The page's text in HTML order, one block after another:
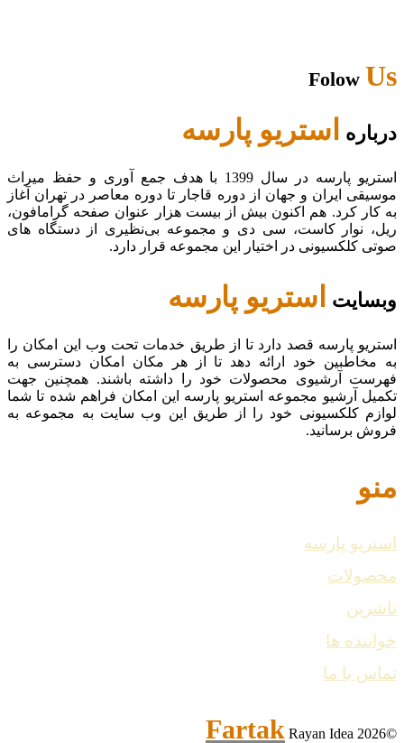
FolowUs
درباره استریو پارسه
استریو پارسه در سال 1399 با هدف جمع آوری و حفظ میراث
موسیقی ایران و جهان از دوره قاجار تا دوره معاصر در تهران آغاز
به کار کرد. هم اکنون بیش از بیست هزار عنوان صفحه گرامافون،
ریل، نوار کاست، سی دی و مجموعه بی‌نظیری از دستگاه های
صوتی کلکسیونی در اختیار این مجموعه قرار دارد.
وبسایت استریو پارسه
استریو پارسه قصد دارد تا از طریق خدمات تحت وب این امکان را
به مخاطبین خود ارائه دهد تا از هر مکان امکان دسترسی به
فهرست آرشیوی محصولات خود را داشته باشند. همچنین جهت
تکمیل آرشیو مجموعه استریو پارسه این امکان فراهم شده تا شما
لوازم کلکسیونی خود را از طریق این وب سایت به مجموعه به
فروش برسانید.
منو
استریو پارسه
محصولات
ناشرین
خواننده ها
تماس با ما
©2026
FartakRayan Idea